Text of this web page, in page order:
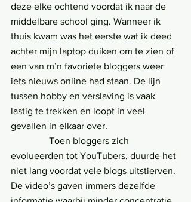
deze elke ochtend voordat ik naar de
middelbare school ging. Wanneer ik
thuis kwam was het eerste wat ik deed
achter mijn laptop duiken om te zien of
een van m’n favoriete bloggers weer
iets nieuws online had staan. De lijn
tussen hobby en verslaving is vaak
lastig te trekken en loopt in veel
gevallen in elkaar over.
evolueerden tot YouTubers, duurde het
niet lang voordat vele blogs uitstierven.
De video’s gaven immers dezelfde